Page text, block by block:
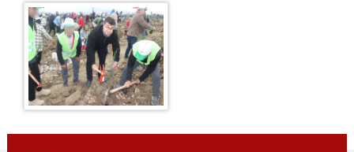
Halı Dokuma Kursu
1.ve 2.Kademe Okuma Kursları
Aşçı Yardımcısı Kursu
Saç Bakımı ve Yapımı Kursu
GÖRÜŞ PROGRAMI